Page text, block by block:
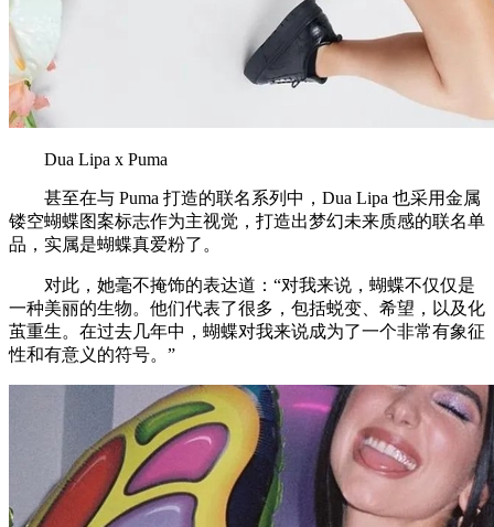
Dua Lipa x Puma
甚至在与 Puma 打造的联名系列中，Dua Lipa 也采用金属
镂空蝴蝶图案标志作为主视觉，打造出梦幻未来质感的联名单
品，实属是蝴蝶真爱粉了。
对此，她毫不掩饰的表达道：“对我来说，蝴蝶不仅仅是
一种美丽的生物。他们代表了很多，包括蜕变、希望，以及化
茧重生。在过去几年中，蝴蝶对我来说成为了一个非常有象征
性和有意义的符号。”